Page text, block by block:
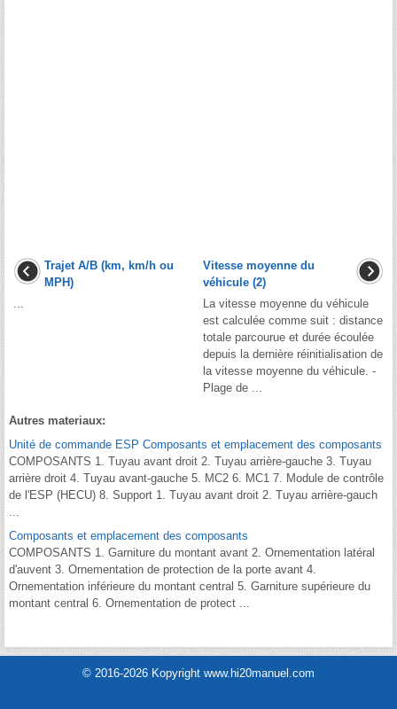
Trajet A/B (km, km/h ou
MPH)
...
Vitesse moyenne du
véhicule (2)
La vitesse moyenne du véhicule
est calculée comme suit : distance
totale parcourue et durée écoulée
depuis la dernière réinitialisation de
la vitesse moyenne du véhicule. -
Plage de ...
Autres materiaux:
Unité de commande ESP Composants et emplacement des composants
COMPOSANTS 1. Tuyau avant droit 2. Tuyau arrière-gauche 3. Tuyau
arrière droit 4. Tuyau avant-gauche 5. MC2 6. MC1 7. Module de contrôle
de l'ESP (HECU) 8. Support 1. Tuyau avant droit 2. Tuyau arrière-gauch
...
Composants et emplacement des composants
COMPOSANTS 1. Garniture du montant avant 2. Ornementation latéral
d'auvent 3. Ornementation de protection de la porte avant 4.
Ornementation inférieure du montant central 5. Garniture supérieure du
montant central 6. Ornementation de protect ...
© 2016-2026 Kopyright www.hi20manuel.com